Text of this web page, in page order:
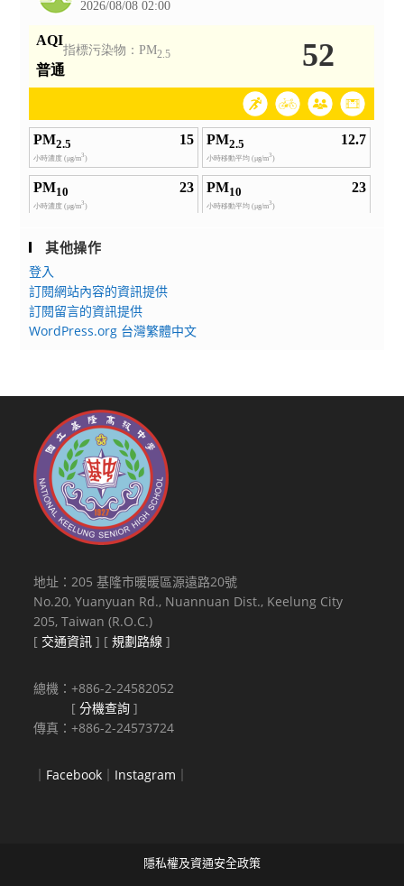
其他操作
登入
訂閱網站內容的資訊提供
訂閱留言的資訊提供
WordPress.org 台灣繁體中文
地址：205 基隆市暖暖區源遠路20號
No.20, Yuanyuan Rd., Nuannuan Dist., Keelung City
205, Taiwan (R.O.C.)
[ 交通資訊 ] [規劃路線 ]
總機：+886-2-24582052
[分機查詢 ]
傳真：+886-2-24573724
｜ Facebook ｜ Instagram ｜
隱私權及資通安全政策